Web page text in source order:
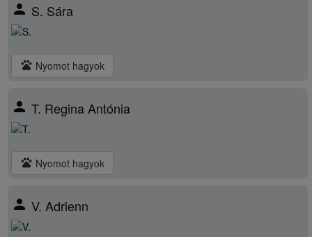
person S. Sára
pets Nyomot hagyok
person T. Regina Antónia
pets Nyomot hagyok
person V. Adrienn